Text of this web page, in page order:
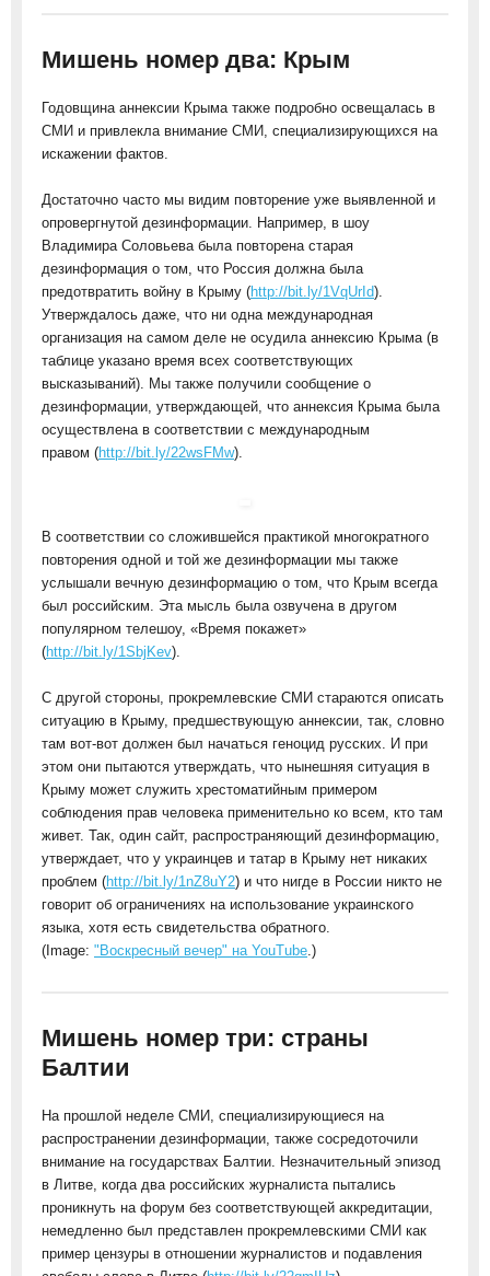
Мишень номер два: Крым
Годовщина аннексии Крыма также подробно освещалась в
СМИ и привлекла внимание СМИ, специализирующихся на
искажении фактов.
Достаточно часто мы видим повторение уже выявленной и
опровергнутой дезинформации. Например, в шоу
Владимира Соловьева была повторена старая
дезинформация о том, что Россия должна была
предотвратить войну в Крыму (http://bit.ly/1VqUrId).
Утверждалось даже, что ни одна международная
организация на самом деле не осудила аннексию Крыма (в
таблице указано время всех соответствующих
высказываний). Мы также получили сообщение о
дезинформации, утверждающей, что аннексия Крыма была
осуществлена в соответствии с международным
правом (http://bit.ly/22wsFMw).
В соответствии со сложившейся практикой многократного
повторения одной и той же дезинформации мы также
услышали вечную дезинформацию о том, что Крым всегда
был российским. Эта мысль была озвучена в другом
популярном телешоу, «Время покажет»
(http://bit.ly/1SbjKev).
С другой стороны, прокремлевские СМИ стараются описать
ситуацию в Крыму, предшествующую аннексии, так, словно
там вот-вот должен был начаться геноцид русских. И при
этом они пытаются утверждать, что нынешняя ситуация в
Крыму может служить хрестоматийным примером
соблюдения прав человека применительно ко всем, кто там
живет. Так, один сайт, распространяющий дезинформацию,
утверждает, что у украинцев и татар в Крыму нет никаких
проблем (http://bit.ly/1nZ8uY2) и что нигде в России никто не
говорит об ограничениях на использование украинского
языка, хотя есть свидетельства обратного.
(Image: "Воскресный вечер" на YouTube .)
Мишень номер три: страны
Балтии
На прошлой неделе СМИ, специализирующиеся на
распространении дезинформации, также сосредоточили
внимание на государствах Балтии. Незначительный эпизод
в Литве, когда два российских журналиста пытались
проникнуть на форум без соответствующей аккредитации,
немедленно был представлен прокремлевскими СМИ как
пример цензуры в отношении журналистов и подавления